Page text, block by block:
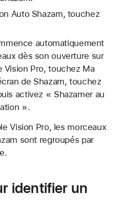
Auto Shazam, touchez
automatiquement
dès son ouverture sur
Vision Pro, touchez Ma
de Shazam, touchez
activez « Shazamer au
».
Vision Pro, les morceaux
sont regroupés par
identifier un